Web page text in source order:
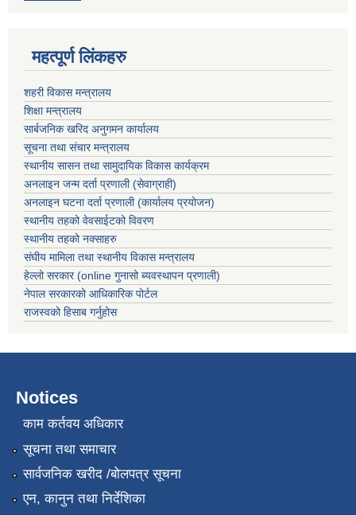
महत्पूर्ण लिंकहरु
शहरी विकास मन्त्रालय
शिक्षा मन्त्रालय
सार्बजनिक खरिद अनुगमन कार्यालय
सूचना तथा संचार मन्त्रालय
स्थानीय सासन तथा सामुदायिक विकास कार्यक्रम
अनलाइन जन्म दर्ता प्रणाली (सेवाग्राही)
अनलाइन घटना दर्ता प्रणाली (कार्यालय प्रयोजन)
स्थानीय तहको वेवसाईटको विवरण
स्थानीय तहको नक्साहरु
संघीय मामिला तथा स्थानीय विकास मन्त्रालय
हेल्लो सरकार (online गुनासो ब्यवस्थापन प्रणाली)
नेपाल सरकारको आधिकारिक पोर्टल
राजस्वको हिसाब गर्नुहोस
Notices
काम कर्तवय अधिकार
सूचना तथा समाचार
सार्वजनिक खरीद /बोलपत्र सूचना
एन, कानुन तथा निर्देशिका